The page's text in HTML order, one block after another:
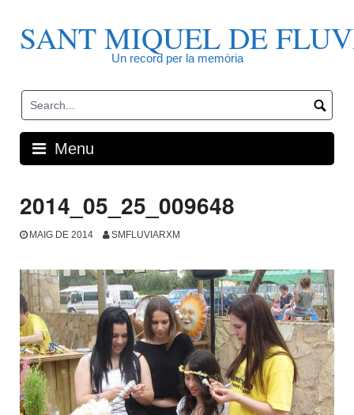
contentSANT MIQUEL DE
Un record per la memòria
Menu
2014_05_25_009648
MAIG DE 2014 SMFLUVIARXM